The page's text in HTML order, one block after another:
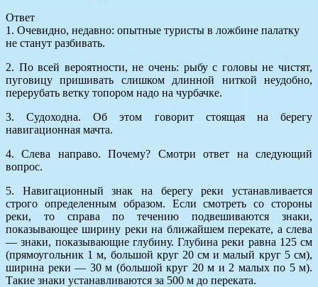
Ответ
1. Очевидно, недавно: опытные туристы в ложбине палатку
не станут разбивать.
2. По всей вероятности, не очень: рыбу с головы не чистят,
пуговицу пришивать слишком длинной ниткой неудобно,
перерубать ветку топором надо на чурбачке.
3. Судоходна. Об этом говорит стоящая на берегу
навигационная мачта.
4. Слева направо. Почему? Смотри ответ на следующий
вопрос.
5. Навигационный знак на берегу реки устанавливается
строго определенным образом. Если смотреть со стороны
реки, то справа по течению подвешиваются знаки,
показывающее ширину реки на ближайшем перекате, а слева
— знаки, показывающие глубину. Глубина реки равна 125 см
(прямоугольник 1 м, большой круг 20 см и малый круг 5 см),
ширина реки — 30 м (большой круг 20 м и 2 малых по 5 м).
Такие знаки устанавливаются за 500 м до переката.